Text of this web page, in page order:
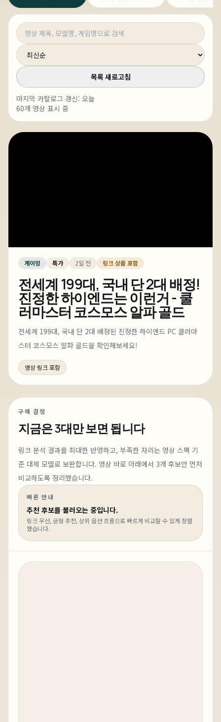
영상 검색
정렬
목록 새로고침
마지막 카탈로그 갱신: 오늘
60개 영상 표시 중
게이밍 특가 2일 전 링크 상품 포함
전세계 199대, 국내 단 2대 배정!
진정한 하이엔드는 이런거 - 쿨
러마스터 코스모스 알파 골드
전세계 199대, 국내 단 2대 배정된 진정한 하이엔드 PC 쿨러마
스터 코스모스 알파 골드을 확인해보세요!
영상 링크 포함
구매 결정
지금은3대만 보면 됩니다
링크 분석 결과를 최대한 반영하고, 부족한 자리는 영상 스펙 기
준 대체 모델로 보완합니다. 영상 바로 아래에서 3개 후보만 먼저
비교하도록 정리했습니다.
빠른 안내
추천 후보를 불러오는 중입니다.
링크 우선, 균형 추천, 상위 옵션 흐름으로 빠르게 비교할 수 있게 정렬
했습니다.